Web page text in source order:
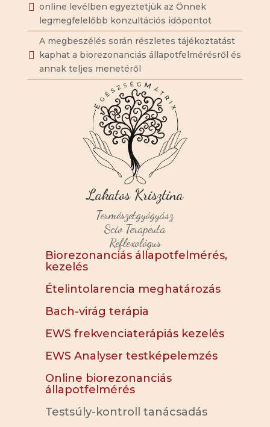
 online levélben egyeztetjük az Önnek
legmegfelelőbb konzultációs időpontot

A megbeszélés során részletes tájékoztatást
kaphat a biorezonanciás állapotfelmérésről és
annak teljes menetéről
Lakatos Krisztina
Természetgyógyász
Scio Terapeuta
Reflexológus
Biorezonanciás állapotfelmérés,
kezelés
Ételintolarencia meghatározás
Bach-virág terápia
EWS frekvenciaterápiás kezelés
EWS Analyser testképelemzés
Online biorezonanciás
állapotfelmérés
Testsúly-kontroll tanácsadás